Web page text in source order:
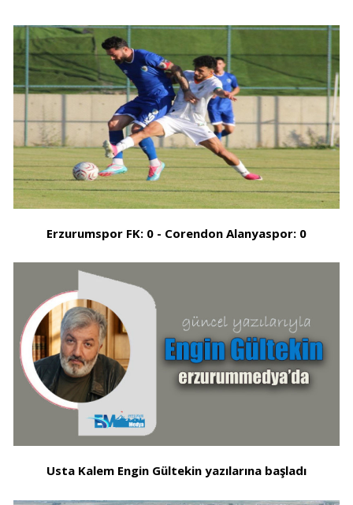
Erzurumspor FK: 0 - Corendon Alanyaspor: 0
Usta Kalem Engin Gültekin yazılarına başladı